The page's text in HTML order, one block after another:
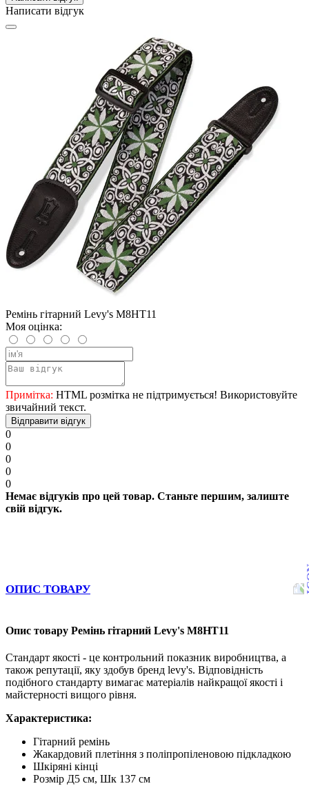
Написати відгук
Ремінь гітарний Levy's M8HT11
Моя оцінка:
Примітка: HTML розмітка не підтримується! Використовуйте
звичайний текст.
Відправити відгук
0
0
0
0
0
Немає відгуків про цей товар. Станьте першим, залиште
свій відгук.
ОПИС ТОВАРУ
Опис товару Ремінь гітарний Levy's M8HT11
Стандарт якості - це контрольний показник виробництва, а
також репутації, яку здобув бренд levy's. Відповідність
подібного стандарту вимагає матеріалів найкращої якості і
майстерності вищого рівня.
Характеристика:
Гітарний ремінь
Жакардовий плетіння з поліпропіленовою підкладкою
Шкіряні кінці
Розмір Д5 см, Шк 137 см